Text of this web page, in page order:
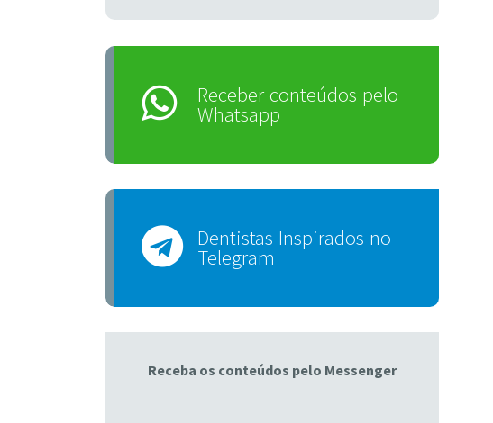
Receber conteúdos pelo
Whatsapp
Dentistas Inspirados no
Telegram
Receba os conteúdos pelo Messenger